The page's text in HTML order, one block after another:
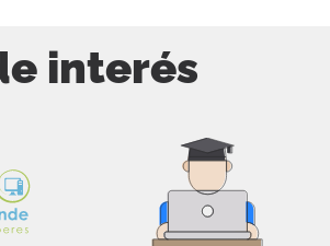
interés